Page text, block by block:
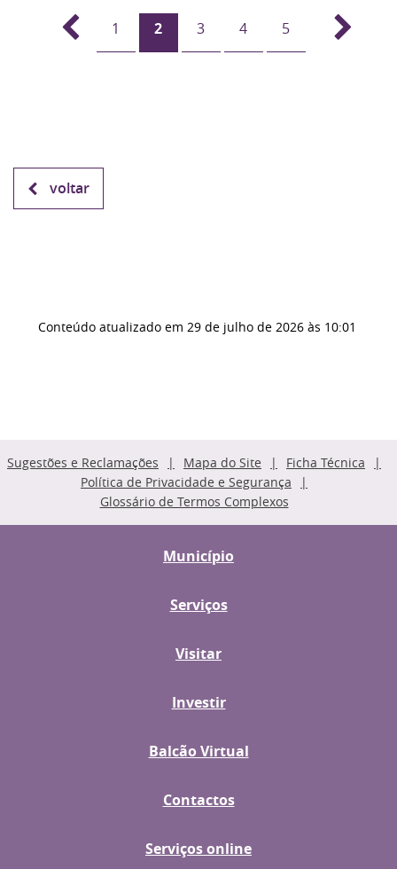
1 2 3 4 5
voltar
Conteúdo atualizado em 29 de julho de 2026 às 10:01
Sugestões e Reclamações Mapa do Site
Ficha Técnica
Política de Privacidade e Segurança
Glossário de Termos Complexos
Município
Serviços
Visitar
Investir
Balcão Virtual
Contactos
Serviços online